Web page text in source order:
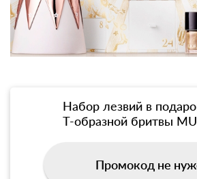
Набор лезвий в
Т-образной бритвы
Промокод не